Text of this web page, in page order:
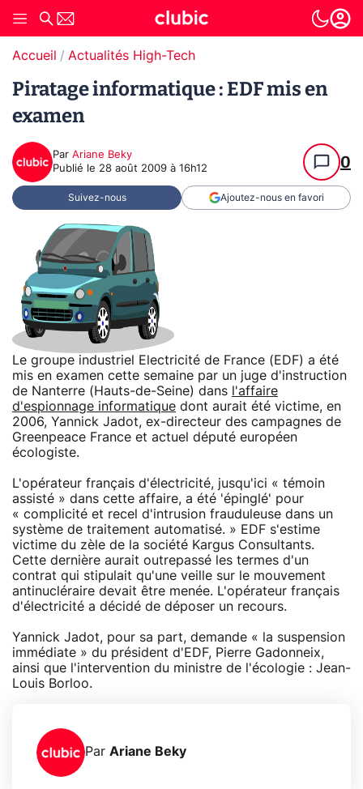
Accueil Actualités High-Tech
Piratage informatique : EDF mis en
examen
Par Ariane Beky
Publié le 28 août 2009 à 16h12 0
Suivez-nous Ajoutez-nous en favori
Le groupe industriel Electricité de France (EDF) a été
mis en examen cette semaine par un juge d'instruction
de Nanterre (Hauts-de-Seine) dans
l'affaire
d'espionnage informatique dont aurait été victime, en
2006, Yannick Jadot, ex-directeur des campagnes de
Greenpeace France et actuel député européen
écologiste.
L'opérateur français d'électricité, jusqu'ici « témoin
assisté » dans cette affaire, a été 'épinglé' pour
« complicité et recel d'intrusion frauduleuse dans un
système de traitement automatisé. » EDF s'estime
victime du zèle de la société Kargus Consultants.
Cette dernière aurait outrepassé les termes d'un
contrat qui stipulait qu'une veille sur le mouvement
antinucléraire devait être menée. L'opérateur français
d'électricité a décidé de déposer un recours.
Yannick Jadot, pour sa part, demande « la suspension
immédiate » du président d'EDF, Pierre Gadonneix,
ainsi que l'intervention du ministre de l'écologie : Jean-
Louis Borloo.
Par Ariane Beky